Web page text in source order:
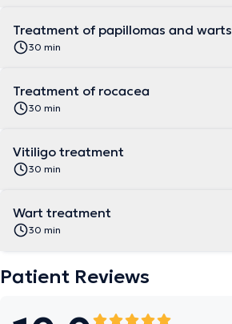
Treatment of papillomas and warts
30 min
Treatment of rocacea
30 min
Vitiligo treatment
30 min
Wart treatment
30 min
Patient Reviews